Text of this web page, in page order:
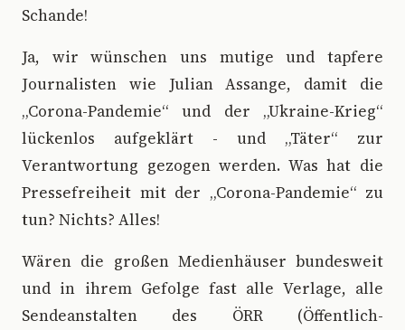
Schande!
Ja, wir wünschen uns mutige und tapfere
Journalisten wie Julian Assange, damit die
„Corona-Pandemie“ und der „Ukraine-Krieg“
lückenlos aufgeklärt - und „Täter“ zur
Verantwortung gezogen werden. Was hat die
Pressefreiheit mit der „Corona-Pandemie“ zu
tun? Nichts? Alles!
Wären die großen Medienhäuser bundesweit
und in ihrem Gefolge fast alle Verlage, alle
Sendeanstalten des ÖRR (Öffentlich-